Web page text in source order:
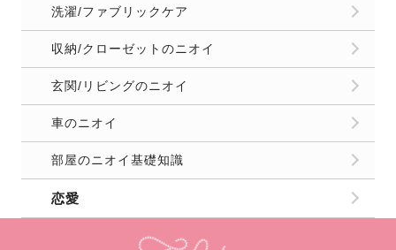
洗濯/ファブリックケア
収納/クローゼットのニオイ
玄関/リビングのニオイ
車のニオイ
部屋のニオイ基礎知識
恋愛